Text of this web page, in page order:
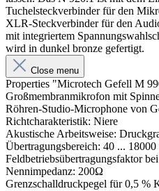
Tuchelsteckverbinder für den
XLR-Steckverbinder für den
mit integriertem
wird in dunkel bronze gefertigt.
Close menu
Properties "Microtech Gefell M
Großmembranmikrofon mit
Röhren-Studio-Microphone von
Richtcharakteristik: Niere
Akustische Arbeitsweise:
Übertragungsbereich: 40 ...
Feldbetriebsübertragungsfaktor
Nennimpedanz: 200Ω
Grenzschalldruckpegel für 0,5 %